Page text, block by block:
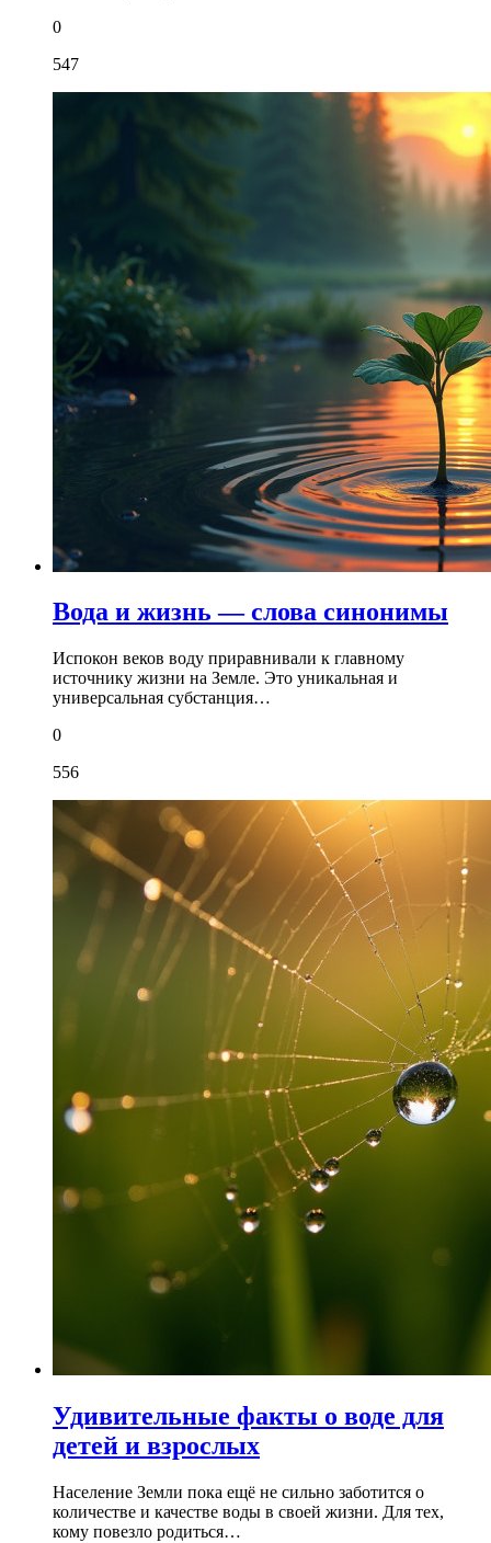
0
547
Вода и жизнь — слова синонимы
Испокон веков воду приравнивали к главному
источнику жизни на Земле. Это уникальная и
универсальная субстанция…
0
556
Удивительные факты о воде для
детей и взрослых
Население Земли пока ещё не сильно заботится о
количестве и качестве воды в своей жизни. Для тех,
кому повезло родиться…